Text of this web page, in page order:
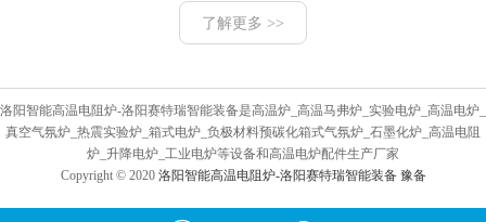
了解更多 >>
洛阳智能高温电阻炉-洛阳赛特瑞智能装备是高温炉_高温马弗炉_实验电炉_高温电炉_
真空气氛炉_热震实验炉_箱式电炉_负极材料预碳化箱式气氛炉_石墨化炉_高温电阻
炉_升降电炉_工业电炉等设备和高温电炉配件生产厂家
Copyright © 2020 洛阳智能高温电阻炉-洛阳赛特瑞智能装备 豫备